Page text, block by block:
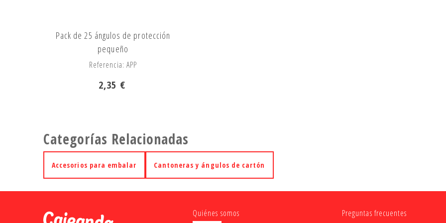
Pack de 25 ángulos de protección
pequeño
Referencia: APP
2,35 €
Categorías Relacionadas
Accesorios para embalar Cantoneras y ángulos de cartón
Quiénes somos Preguntas frecuentes